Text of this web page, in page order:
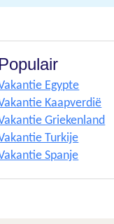
Populair
Egypte
Kaapverdië
Griekenland
Turkije
Spanje